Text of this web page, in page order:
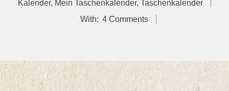
Kalender, Mein Taschenkalender, Taschenkalender
With: 4 Comments